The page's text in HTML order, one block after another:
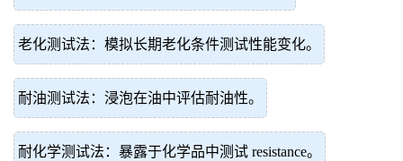
老化测试法：模拟长期老化条件测试性能变化。
耐油测试法：浸泡在油中评估耐油性。
耐化学测试法：暴露于化学品中测试 resistance。